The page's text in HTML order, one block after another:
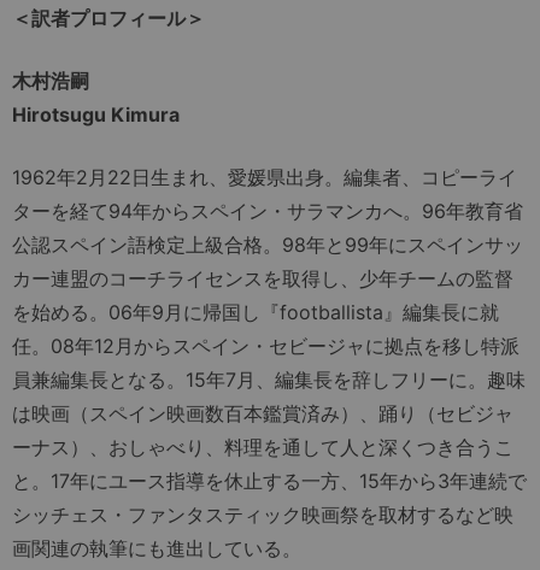
＜訳者プロフィール＞
木村浩嗣
Hirotsugu Kimura
1962年2月22日生まれ、愛媛県出身。編集者、コピーライ
ターを経て94年からスペイン・サラマンカへ。96年教育省
公認スペイン語検定上級合格。98年と99年にスペインサッ
カー連盟のコーチライセンスを取得し、少年チームの監督
を始める。06年9月に帰国し『footballista』編集長に就
任。08年12月からスペイン・セビージャに拠点を移し特派
員兼編集長となる。15年7月、編集長を辞しフリーに。趣味
は映画（スペイン映画数百本鑑賞済み）、踊り（セビジャ
ーナス）、おしゃべり、料理を通して人と深くつき合うこ
と。17年にユース指導を休止する一方、15年から3年連続で
シッチェス・ファンタスティック映画祭を取材するなど映
画関連の執筆にも進出している。